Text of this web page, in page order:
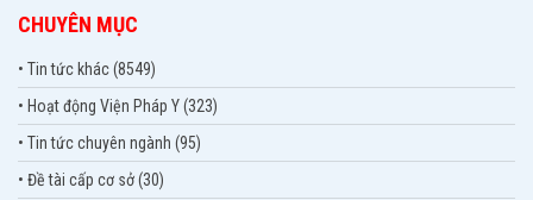
CHUYÊN MỤC
• Tin tức khác (8549)
• Hoạt động Viện Pháp Y (323)
• Tin tức chuyên ngành (95)
• Đề tài cấp cơ sở (30)